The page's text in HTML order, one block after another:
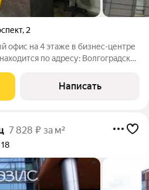
, 2
офис на 4 этаже в бизнес-центре
по адресу: Волгоградский
Пролетарская, Крестьянская
Написать
7 828 ₽ за м²
18